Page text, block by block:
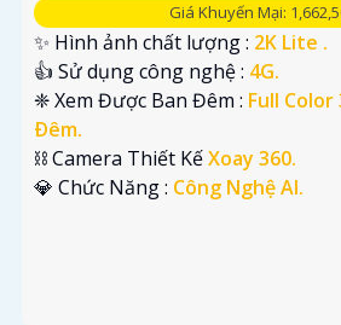
Giá Khuyến Mại:
✨ Hình ảnh chất lượng : 2K Lite .
👍 Sử dụng công nghệ : 4G.
❈ Xem Được Ban Đêm : Full Color
Ðêm.
⛓ Camera Thiết KếXoay 360.
️💎 Chức Năng : Công Nghệ AI.